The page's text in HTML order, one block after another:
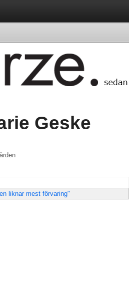
Geske
liknar mest förvaring"